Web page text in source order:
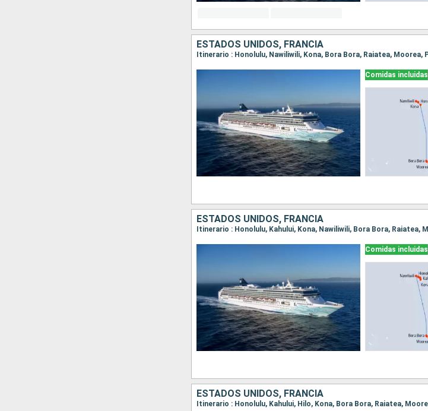
ESTADOS UNIDOS, FRANCIA
Itinerario : Honolulu, Nawiliwili, Kona, Bora Bora, Raiatea, Moorea,
Comidas incluidas
ESTADOS UNIDOS, FRANCIA
Itinerario : Honolulu, Kahului, Kona, Nawiliwili, Bora Bora, Raiatea,
Comidas incluidas
ESTADOS UNIDOS, FRANCIA
Itinerario : Honolulu, Kahului, Hilo, Kona, Bora Bora, Raiatea,